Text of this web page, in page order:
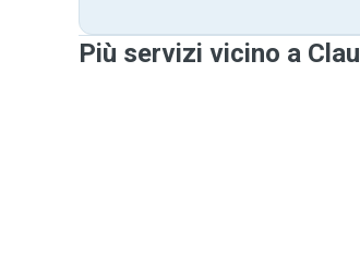
Più servizi vicino a